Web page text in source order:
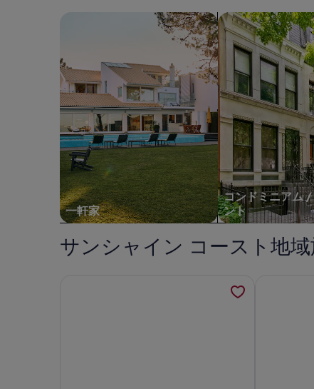
朝
の
宿
泊
施
設
の
写
真
ャ
て
の
詳
細
を
表
示。
込
み
ジ
ズ
の
写
真
ギ
ャ
ラ
リ
ー
ビ
ス
料
込
み
一軒家
コンドミニアム
ント
コンドミニアム、
サンシャイン コースト地
Duckbills Cottage has the convenience ofBellbird